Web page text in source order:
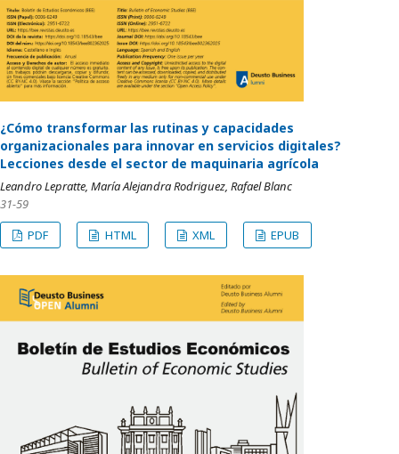
¿Cómo transformar las rutinas y capacidades
organizacionales para innovar en servicios digitales?
Lecciones desde el sector de maquinaria agrícola
Leandro Lepratte, María Alejandra Rodriguez, Rafael Blanc
31-59
PDF
HTML XML EPUB